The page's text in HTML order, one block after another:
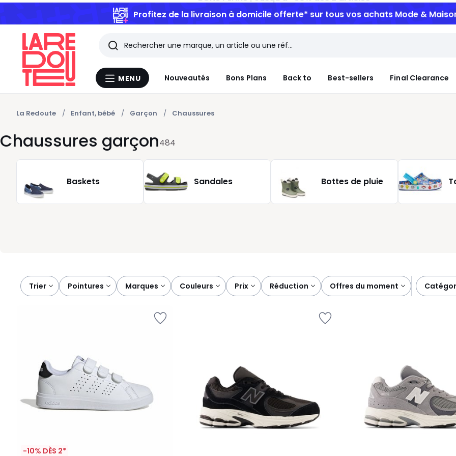
Profitez de la livraison à domicile offerte* sur tous vos achats Mode &
Menu
MENU Nouveautés Bons Plans Back to Best-sellers Final Clearance
Rechercher
Les
derniers
articles
consultés
La Redoute Enfant, bébé Garçon Chaussures
Chaussures garçon484
Baskets Sandales Bottes de pluie
Trier
pointures marques couleurs prix réduction offres du moment
-10% DÈS 2*